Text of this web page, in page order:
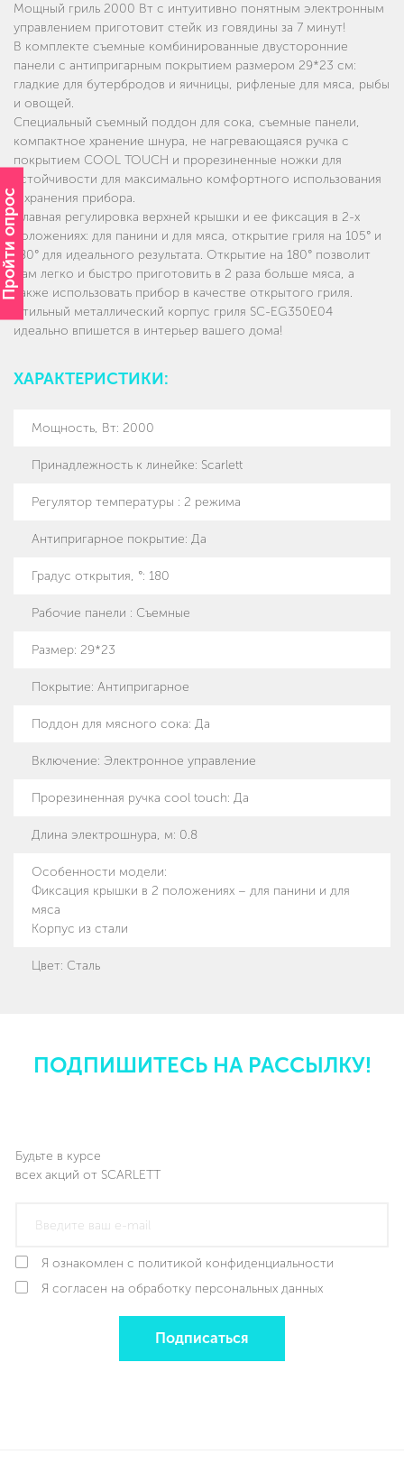
Пройти опрос
Мощный гриль 2000 Вт с интуитивно понятным электронным
управлением приготовит стейк из говядины за 7 минут!
В комплекте съемные комбинированные двусторонние
панели с антипригарным покрытием размером 29*23 см:
гладкие для бутербродов и яичницы, рифленые для мяса, рыбы
и овощей.
Специальный съемный поддон для сока, съемные панели,
компактное хранение шнура, не нагревающаяся ручка с
покрытием COOL TOUCH и прорезиненные ножки для
устойчивости для максимально комфортного использования
и хранения прибора.
Плавная регулировка верхней крышки и ее фиксация в 2-х
положениях: для панини и для мяса, открытие гриля на 105° и
180° для идеального результата. Открытие на 180° позволит
Вам легко и быстро приготовить в 2 раза больше мяса, а
также использовать прибор в качестве открытого гриля.
Стильный металлический корпус гриля SC-EG350E04
идеально впишется в интерьер вашего дома!
ХАРАКТЕРИСТИКИ:
Мощность, Вт: 2000
Принадлежность к линейке: Scarlett
Регулятор температуры : 2 режима
Антипригарное покрытие: Да
Градус открытия, °: 180
Рабочие панели : Съемные
Размер: 29*23
Покрытие: Антипригарное
Поддон для мясного сока: Да
Включение: Электронное управление
Прорезиненная ручка cool touch: Да
Длина электрошнура, м: 0.8
Особенности модели:
Фиксация крышки в 2 положениях – для панини и для
мяса
Корпус из стали
Цвет: Сталь
ПОДПИШИТЕСЬ НА РАССЫЛКУ!
Будьте в курсе
всех акций от SCARLETT
Я ознакомлен с политикой конфиденциальности
Я согласен на обработку персональных данных
Подписаться